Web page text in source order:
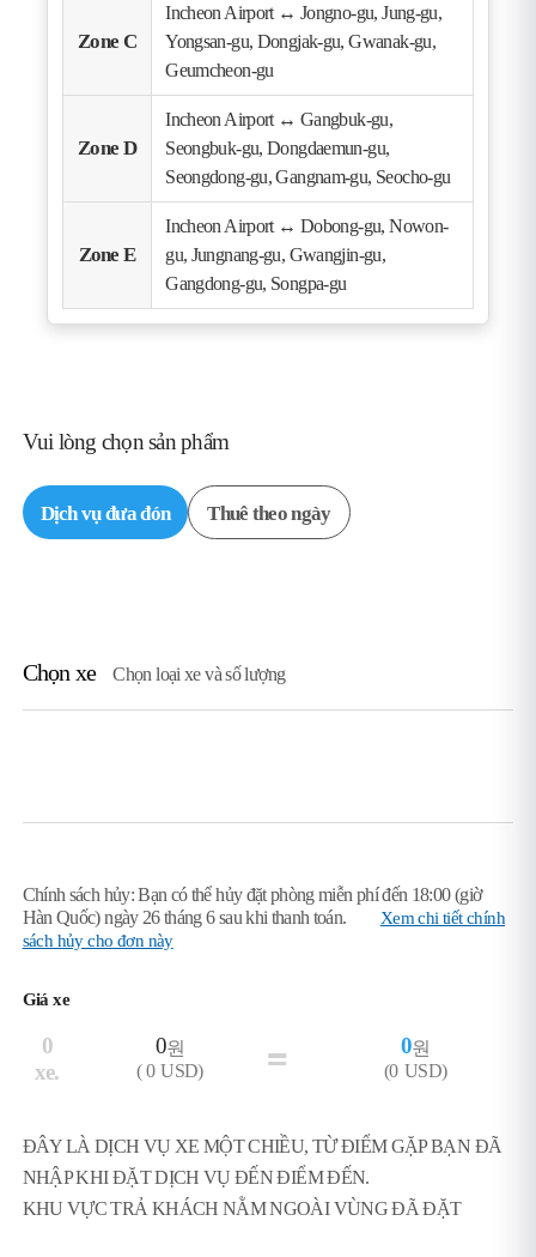
Zone C
Incheon Airport ↔ Jongno-gu, Jung-gu,
Yongsan-gu, Dongjak-gu, Gwanak-gu,
Geumcheon-gu
Zone D
Incheon Airport ↔ Gangbuk-gu,
Seongbuk-gu, Dongdaemun-gu,
Seongdong-gu, Gangnam-gu, Seocho-gu
Zone E
Incheon Airport ↔ Dobong-gu, Nowon-
gu, Jungnang-gu, Gwangjin-gu,
Gangdong-gu, Songpa-gu
Vui lòng chọn sản phẩm
Dịch vụ đưa đón Thuê theo ngày
Chọn xe Chọn loại xe và số lượng
Chính sách hủy: Bạn có thể hủy đặt phòng miễn phí đến 18:00 (giờ
Hàn Quốc) ngày 26 tháng 6 sau khi thanh toán.
Xem chi tiết chính
sách hủy cho đơn này
Giá xe
0
xe.
0원
(0 USD)
0원
(0 USD)
ĐÂY LÀ DỊCH VỤ XE MỘT CHIỀU, TỪ ĐIỂM GẶP BẠN ĐÃ
NHẬP KHI ĐẶT DỊCH VỤ ĐẾN ĐIỂM ĐẾN.
KHU VỰC TRẢ KHÁCH NẰM NGOÀI VÙNG ĐÃ ĐẶT